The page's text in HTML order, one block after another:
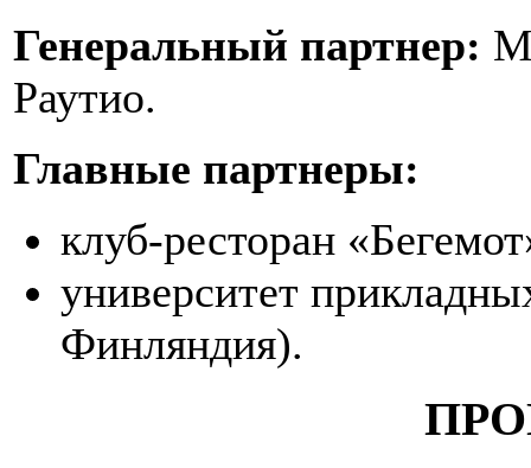
Генеральный партнер:
Раутио.
Главные партнеры:
клуб-ресторан
университет
Финляндия).